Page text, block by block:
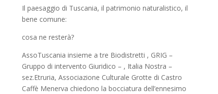
Il paesaggio di Tuscania, il patrimonio naturalistico, il
bene comune:
cosa ne resterà?
AssoTuscania insieme a tre Biodistretti , GRIG –
Gruppo di intervento Giuridico – , Italia Nostra –
sez.Etruria, Associazione Culturale Grotte di Castro
Caffè Menerva chiedono la bocciatura dell’ennesimo